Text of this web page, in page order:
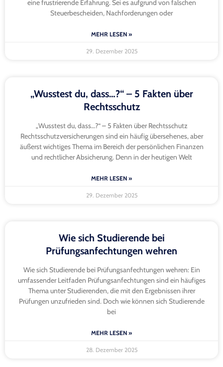
eine frustrierende Erfahrung. Sei es aufgrund von falschen
Steuerbescheiden, Nachforderungen oder
MEHR LESEN »
29. Dezember 2025
„Wusstest du, dass…?“ – 5 Fakten über
Rechtsschutz
„Wusstest du, dass…?“ – 5 Fakten über Rechtsschutz
Rechtsschutzversicherungen sind ein häufig übersehenes, aber
äußerst wichtiges Thema im Bereich der persönlichen Finanzen
und rechtlicher Absicherung. Denn in der heutigen Welt
MEHR LESEN »
29. Dezember 2025
Wie sich Studierende bei
Prüfungsanfechtungen wehren
Wie sich Studierende bei Prüfungsanfechtungen wehren: Ein
umfassender Leitfaden Prüfungsanfechtungen sind ein häufiges
Thema unter Studierenden, die mit den Ergebnissen ihrer
Prüfungen unzufrieden sind. Doch wie können sich Studierende
bei
MEHR LESEN »
28. Dezember 2025